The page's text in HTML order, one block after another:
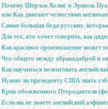
Почему Шерлок Холмс и Эркюль
или Как двигают челюстями
Самая большая беда русских,
Для тех, кто хочет говорить, как
Как красивое произношение может
Что общего между абракадаброй и
Как научиться пеленговать
Нужно ли президенту США знать
Крик обожженного Птеродактеля
Если вы не знаете английский алфавит